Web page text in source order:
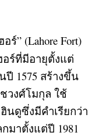
” (Lahore Fort)
อร์ที่มีอายุตั้งแต่
1575 สร้างขึ้น
วงศ์โมกุล ใช้
นดูซึ่งมีคำเรียกว่า
มาตั้งแต่ปี 1981